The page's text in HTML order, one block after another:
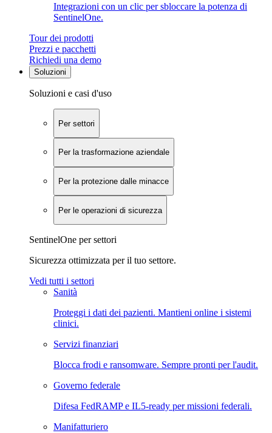
Integrazioni con un clic per sbloccare la potenza di
SentinelOne.
Tour dei prodotti
Prezzi e pacchetti
Richiedi una demo
Soluzioni
Soluzioni e casi d'uso
Per settori
Per la trasformazione aziendale
Per la protezione dalle minacce
Per le operazioni di sicurezza
SentinelOne per settori
Sicurezza ottimizzata per il tuo settore.
Vedi tutti i settori
Sanità
Proteggi i dati dei pazienti. Mantieni online i sistemi
clinici.
Servizi finanziari
Blocca frodi e ransomware. Sempre pronti per l'audit.
Governo federale
Difesa FedRAMP e IL5-ready per missioni federali.
Manifatturiero